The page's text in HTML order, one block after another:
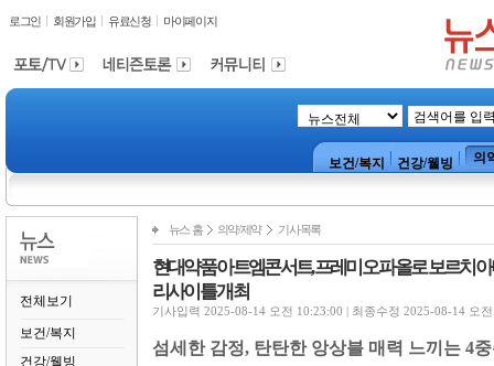
로그인 회원가입 유료신청 마이페이지
보건/복지 건강/웰빙 의
전체보기
보건/복지
건강/웰빙
뉴스 홈 의약/제약 기사목록
현대약품 아트엠콘서트, 프레미오 파올로 보르치아
리사이틀 개최
기사입력 2025-08-14 오전 10:23:00 | 최종수정 2025-08-14 오
섬세한 감정, 탄탄한 앙상블 매력 느끼는 4